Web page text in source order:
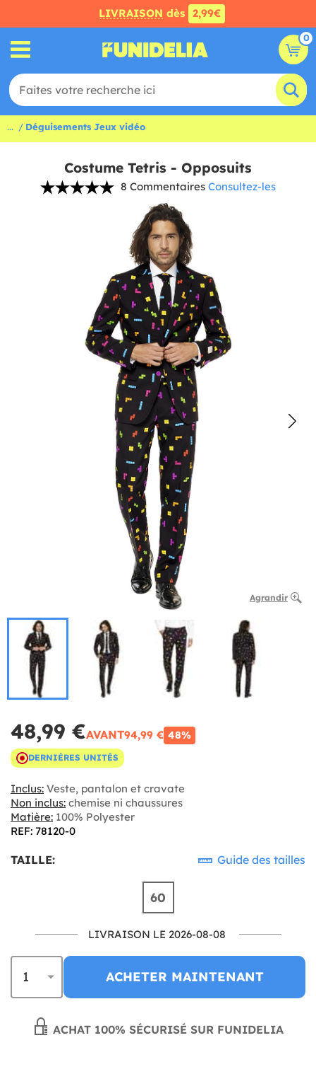
LIVRAISON dès 2,99€
0
... Déguisements Jeux vidéo
Costume Tetris - Opposuits
8 Commentaires Consultez-les
Agrandir
48,99 €AVANT94,99 € 48%
DERNIÈRES UNITÉS
Inclus: Veste, pantalon et cravate
Non inclus: chemise ni chaussures
Matière: 100% Polyester
REF: 78120-0
TAILLE: Guide des tailles
60
LIVRAISON LE 2026-08-08
ACHETER MAINTENANT
ACHAT 100% SÉCURISÉ SUR FUNIDELIA